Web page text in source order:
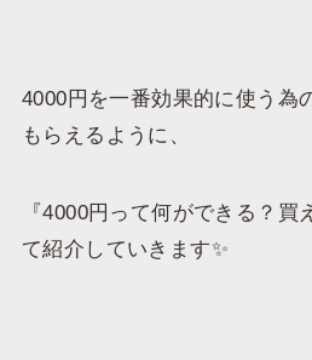
4000円を一番効果的に使う為
もらえるように、
『4000円って何ができる？買
て紹介していきます✨